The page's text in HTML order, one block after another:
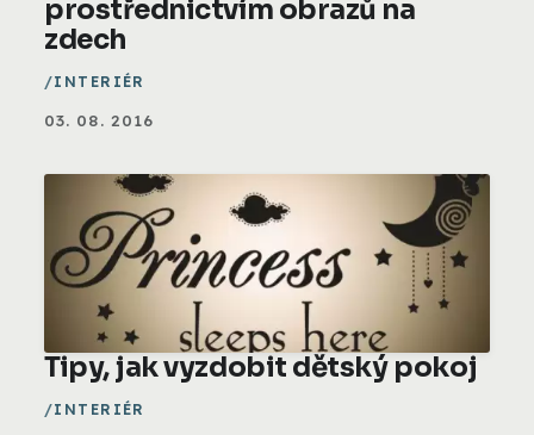
prostřednictvím obrazů na
zdech
INTERIÉR
03. 08. 2016
Tipy, jak vyzdobit dětský pokoj
INTERIÉR